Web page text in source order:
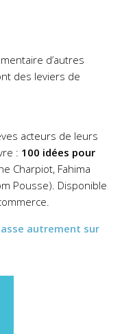
d’autres
des leviers de
acteurs de leurs
: 100 idées pour
Charpiot, Fahima
Pousse). Disponible
autrement sur